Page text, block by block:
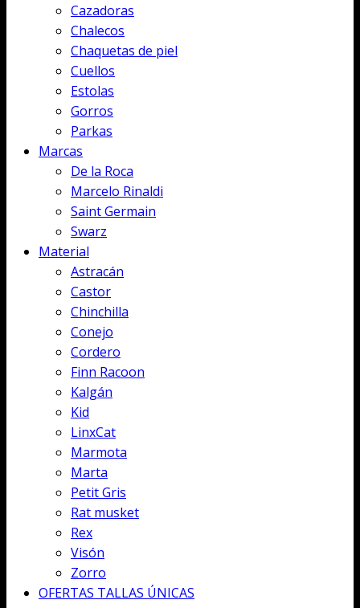
Cazadoras
Chalecos
Chaquetas de piel
Cuellos
Estolas
Gorros
Parkas
Marcas
De la Roca
Marcelo Rinaldi
Saint Germain
Swarz
Material
Astracán
Castor
Chinchilla
Conejo
Cordero
Finn Racoon
Kalgán
Kid
LinxCat
Marmota
Marta
Petit Gris
Rat musket
Rex
Visón
Zorro
OFERTAS TALLAS ÚNICAS